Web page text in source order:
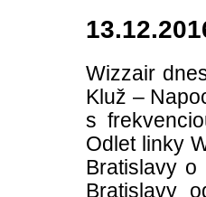
Wizzair
Kluž –
s
Odlet linky
Bratislavy o
Bratislavy